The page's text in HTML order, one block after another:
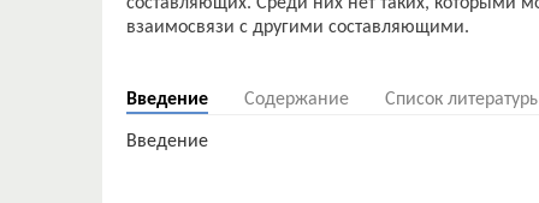
взаимосвязи с другими составляющими.
Введение Содержание Список
Введение